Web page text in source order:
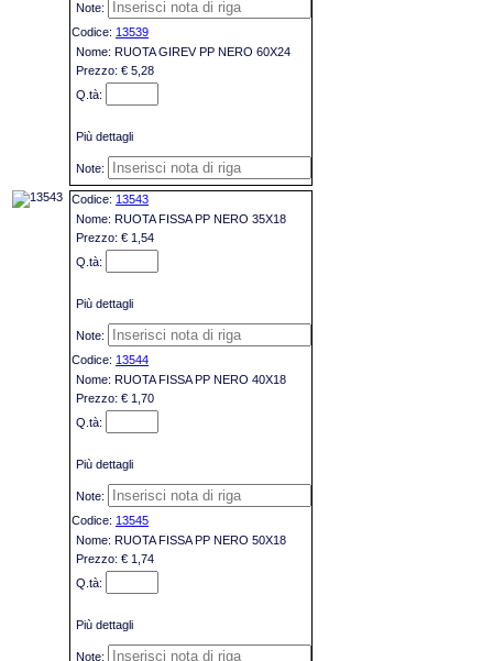
13539
RUOTA GIREV PP NERO 60X24
€ 5,28
Più dettagli
13543
RUOTA FISSA PP NERO 35X18
€ 1,54
Più dettagli
13544
RUOTA FISSA PP NERO 40X18
€ 1,70
Più dettagli
13545
RUOTA FISSA PP NERO 50X18
€ 1,74
Più dettagli